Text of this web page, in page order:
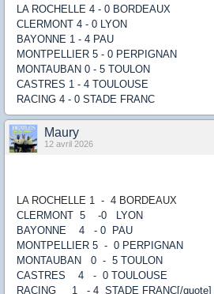
LA ROCHELLE 4 - 0 BORDEAUX
CLERMONT 4 - 0 LYON
BAYONNE 1 - 4 PAU
MONTPELLIER 5 - 0 PERPIGNAN
MONTAUBAN 0 - 5 TOULON
CASTRES 1 - 4 TOULOUSE
RACING 4 - 0 STADE FRANC
Maury
12 avril 2026
LA ROCHELLE 1 - 4 BORDEAUX
CLERMONT 5 -0 LYON
BAYONNE 4 - 0
PAU
MONTPELLIER 5 - 0 PERPIGNAN
MONTAUBAN 0 - 5 TOULON
CASTRES 4 - 0 TOULOUSE
RACING 1
- 4 STADE FRANC[/quote]